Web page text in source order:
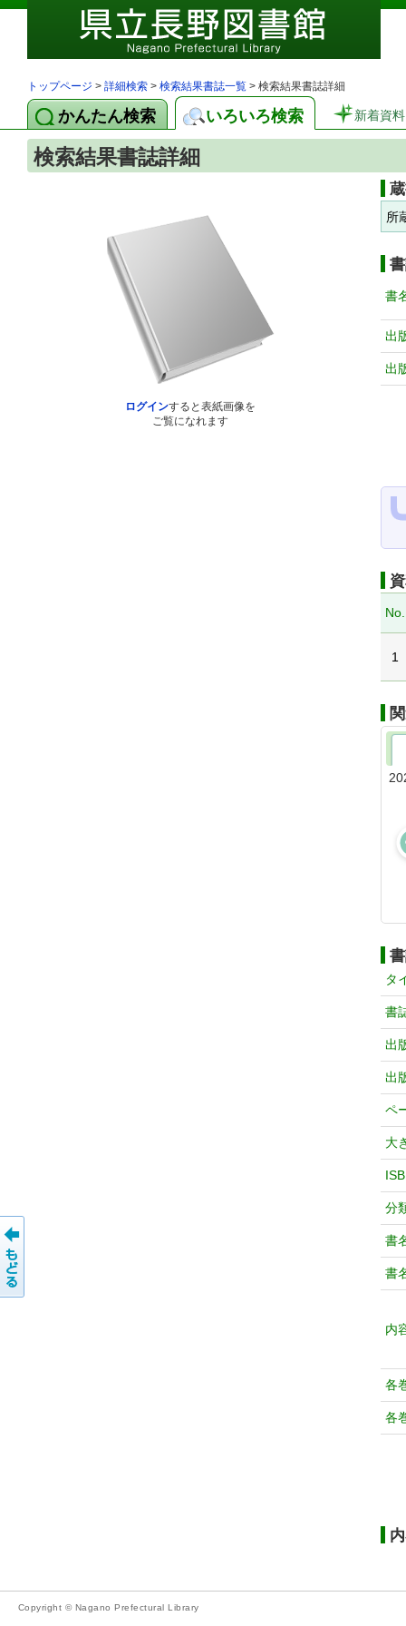
トップページ > 詳細検索 > 検索結果書誌一覧 > 検索結果書誌詳細
かんたん検索 いろいろ検索 新着資料
検索結果書誌詳細
ログインすると表紙画像を
ご覧になれます
所
書
出
出
No.
1
タ
書
出
出
ペ
大
分
書
書
内
各
各
Copyright © Nagano Prefectural Library